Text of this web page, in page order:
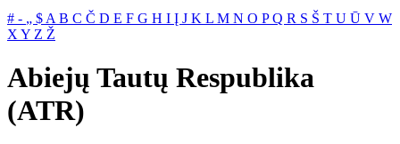
# ‐ „ $ A B C Č D E F G H I Į J K L M N O PQ R S Š T U Ū V W
X Y Z Ž
Abiejų Tautų Respublika
(ATR)